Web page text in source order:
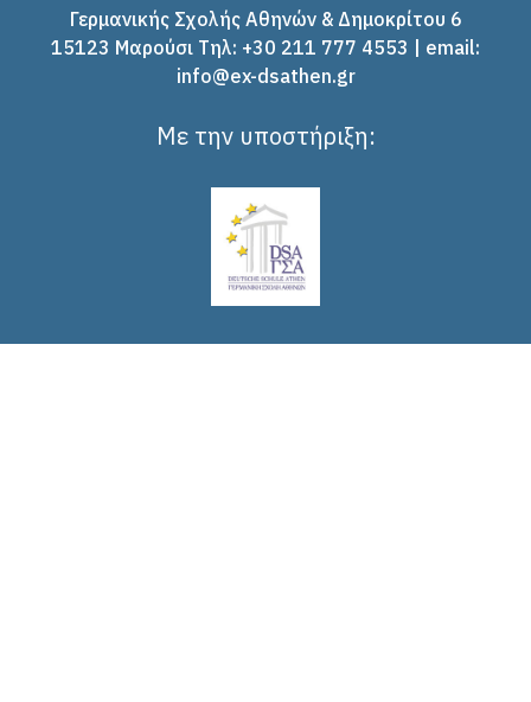
Γερμανικής Σχολής Αθηνών & Δημοκρίτου 6
15123 Μαρούσι Tηλ: +30 211 777 4553 | email:
info@ex-dsathen.gr
Με την υποστήριξη: